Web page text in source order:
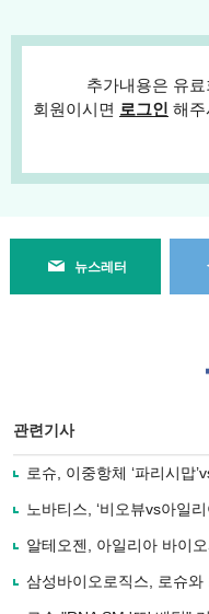
추가내용은 유
회원이시면 로그인 해주
뉴스레터
관련기사
로슈, 이중항체 ‘파리시맙
노바티스, ‘비오뷰vs아일
알테오젠, 아일리아 바이
삼성바이오로직스, 로슈